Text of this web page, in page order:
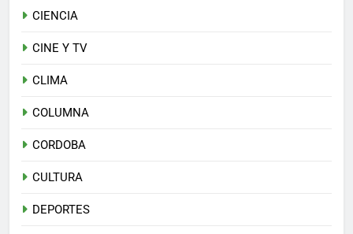
CIENCIA
CINE Y TV
CLIMA
COLUMNA
CORDOBA
CULTURA
DEPORTES